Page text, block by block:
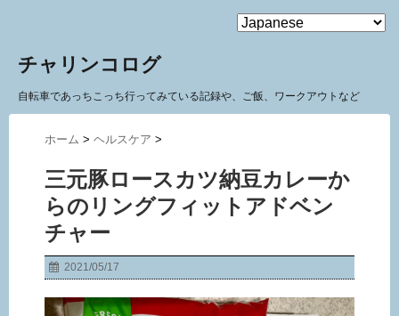
MENU
チャリンコログ
自転車であっちこっち行ってみている記録や、ご飯、ワークアウトなど
ホーム > ヘルスケア >
三元豚ロースカツ納豆カレーか
らのリングフィットアドベン
チャー
2021/05/17